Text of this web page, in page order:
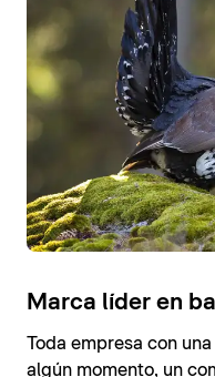
Marca líder en
Toda empresa con
algún momento, un